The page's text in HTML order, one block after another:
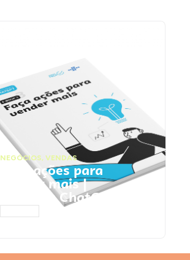
NEGÓCIOS, VENDAS
Faça ações para
vender mais |
Prompts ChatGPT